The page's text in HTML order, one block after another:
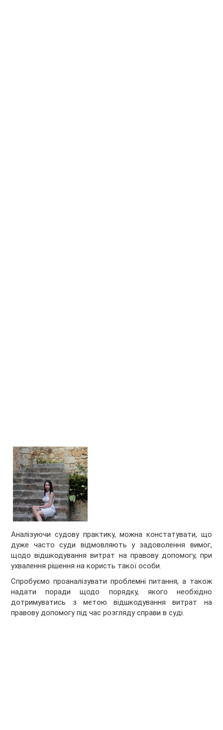
Аналізуючи судову практику, можна констатувати, що
дуже часто суди відмовляють у задоволення вимог,
щодо відшкодування витрат на правову допомогу, при
ухвалення рішення на користь такої особи.
Спробуємо проаналізувати проблемні питання, а також
надати поради щодо порядку, якого необхідно
дотримуватись з метою відшкодування витрат на
правову допомогу під час розгляду справи в суді.